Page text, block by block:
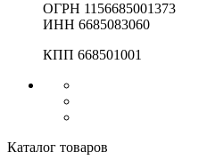
ОГРН 1156685001373
ИНН 6685083060
КПП 668501001
Каталог товаров